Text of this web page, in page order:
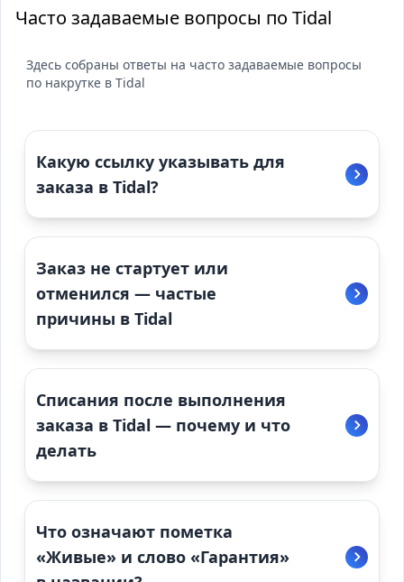
Часто задаваемые вопросы по Tidal
Здесь собраны ответы на часто задаваемые вопросы
по накрутке в Tidal
Какую ссылку указывать для
заказа в Tidal?
Заказ не стартует или
отменился — частые
причины в Tidal
Списания после выполнения
заказа в Tidal — почему и что
делать
Что означают пометка
«Живые» и слово «Гарантия»